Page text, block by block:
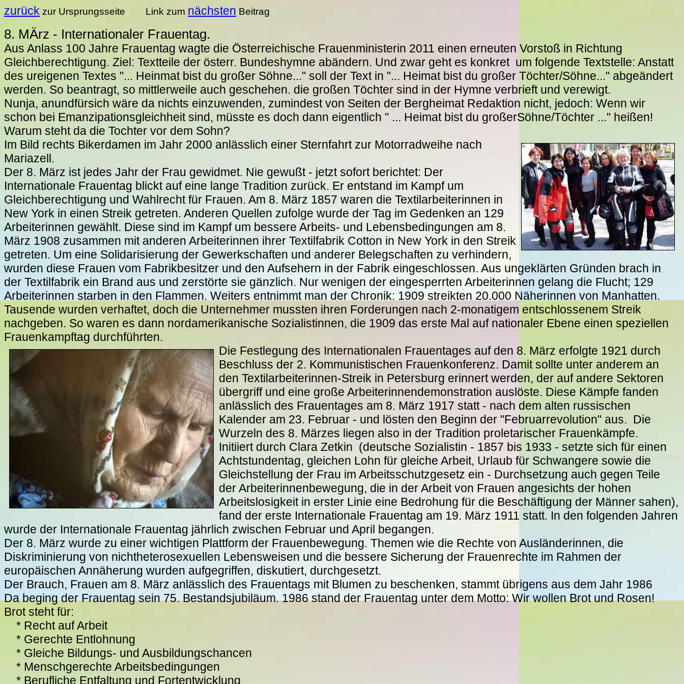
zurück zur Ursprungsseite Link zum nächsten Beitrag
8. MÄrz - Internationaler Frauentag.
Aus Anlass 100 Jahre Frauentag wagte die Österreichische Frauenministerin 2011 einen erneuten Vorstoß in Richtung
Gleichberechtigung. Ziel: Textteile der österr. Bundeshymne abändern. Und zwar geht es konkret um folgende Textstelle: Anstatt
des ureigenen Textes "... Heinmat bist du großer Söhne..." soll der Text in "... Heimat bist du großer Töchter/Söhne..." abgeändert
werden. So beantragt, so mittlerweile auch geschehen. die großen Töchter sind in der Hymne verbrieft und verewigt.
Nunja, anundfürsich wäre da nichts einzuwenden, zumindest von Seiten der Bergheimat Redaktion nicht, jedoch: Wenn wir
schon bei Emanzipationsgleichheit sind, müsste es doch dann eigentlich " ... Heimat bist du großerSöhne/Töchter ..." heißen!
Warum steht da die Tochter vor dem Sohn?
Im Bild rechts Bikerdamen im Jahr 2000 anlässlich einer Sternfahrt zur Motorradweihe nach
Mariazell.
Der 8. März ist jedes Jahr der Frau gewidmet. Nie gewußt - jetzt sofort berichtet: Der
Internationale Frauentag blickt auf eine lange Tradition zurück. Er entstand im Kampf um
Gleichberechtigung und Wahlrecht für Frauen. Am 8. März 1857 waren die Textilarbeiterinnen in
New York in einen Streik getreten. Anderen Quellen zufolge wurde der Tag im Gedenken an 129
Arbeiterinnen gewählt. Diese sind im Kampf um bessere Arbeits- und Lebensbedingungen am 8.
März 1908 zusammen mit anderen Arbeiterinnen ihrer Textilfabrik Cotton in New York in den Streik
getreten. Um eine Solidarisierung der Gewerkschaften und anderer Belegschaften zu verhindern,
wurden diese Frauen vom Fabrikbesitzer und den Aufsehern in der Fabrik eingeschlossen. Aus ungeklärten Gründen brach in
der Textilfabrik ein Brand aus und zerstörte sie gänzlich. Nur wenigen der eingesperrten Arbeiterinnen gelang die Flucht; 129
Arbeiterinnen starben in den Flammen. Weiters entnimmt man der Chronik: 1909 streikten 20.000 Näherinnen von Manhatten.
Tausende wurden verhaftet, doch die Unternehmer mussten ihren Forderungen nach 2-monatigem entschlossenem Streik
nachgeben. So waren es dann nordamerikanische Sozialistinnen, die 1909 das erste Mal auf nationaler Ebene einen speziellen
Frauenkampftag durchführten.
Die Festlegung des Internationalen Frauentages auf den 8. März erfolgte 1921 durch
Beschluss der 2. Kommunistischen Frauenkonferenz. Damit sollte unter anderem an
den Textilarbeiterinnen-Streik in Petersburg erinnert werden, der auf andere Sektoren
übergriff und eine große Arbeiterinnendemonstration auslöste. Diese Kämpfe fanden
anlässlich des Frauentages am 8. März 1917 statt - nach dem alten russischen
Kalender am 23. Februar - und lösten den Beginn der "Februarrevolution" aus. Die
Wurzeln des 8. Märzes liegen also in der Tradition proletarischer Frauenkämpfe.
Initiiert durch Clara Zetkin (deutsche Sozialistin - 1857 bis 1933 - setzte sich für einen
Achtstundentag, gleichen Lohn für gleiche Arbeit, Urlaub für Schwangere sowie die
Gleichstellung der Frau im Arbeitsschutzgesetz ein - Durchsetzung auch gegen Teile
der Arbeiterinnenbewegung, die in der Arbeit von Frauen angesichts der hohen
Arbeitslosigkeit in erster Linie eine Bedrohung für die Beschäftigung der Männer sahen),
fand der erste Internationale Frauentag am 19. März 1911 statt. In den folgenden Jahren
wurde der Internationale Frauentag jährlich zwischen Februar und April begangen.
Der 8. März wurde zu einer wichtigen Plattform der Frauenbewegung. Themen wie die Rechte von Ausländerinnen, die
Diskriminierung von nichtheterosexuellen Lebensweisen und die bessere Sicherung der Frauenrechte im Rahmen der
europäischen Annäherung wurden aufgegriffen, diskutiert, durchgesetzt.
Der Brauch, Frauen am 8. März anlässlich des Frauentags mit Blumen zu beschenken, stammt übrigens aus dem Jahr 1986
Da beging der Frauentag sein 75. Bestandsjubiläum. 1986 stand der Frauentag unter dem Motto: Wir wollen Brot und Rosen!
Brot steht für:
* Recht auf Arbeit
* Gerechte Entlohnung
* Gleiche Bildungs- und Ausbildungschancen
* Menschgerechte Arbeitsbedingungen
* Berufliche Entfaltung und Fortentwicklung